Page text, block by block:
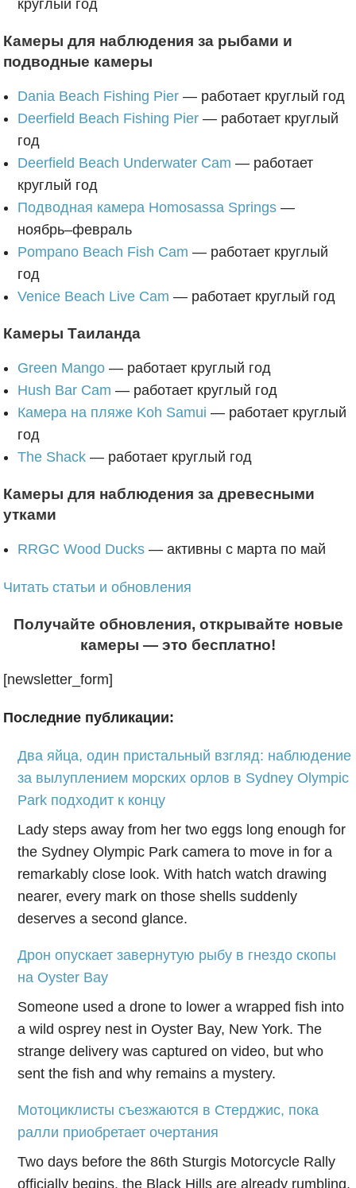
круглый год
Камеры для наблюдения за рыбами и
подводные камеры
Dania Beach Fishing Pier— работает круглый год
Deerfield Beach Fishing Pier— работает круглый
год
Deerfield Beach Underwater Cam — работает
круглый год
Подводная камера Homosassa Springs—
ноябрь–февраль
Pompano Beach Fish Cam — работает круглый
год
Venice Beach Live Cam — работает круглый год
Камеры Таиланда
Green Mango— работает круглый год
Hush Bar Cam — работает круглый год
Камера на пляже Koh Samui — работает круглый
год
The Shack— работает круглый год
Камеры для наблюдения за древесными
утками
RRGC Wood Ducks— активны с марта по май
Читать статьи и обновления
Получайте обновления, открывайте новые
камеры — это бесплатно!
[newsletter_form]
Последние публикации:
Два яйца, один пристальный взгляд: наблюдение
за вылуплением морских орлов в Sydney Olympic
Park подходит к концу
Lady steps away from her two eggs long enough for
the Sydney Olympic Park camera to move in for a
remarkably close look. With hatch watch drawing
nearer, every mark on those shells suddenly
deserves a second glance.
Дрон опускает завернутую рыбу в гнездо скопы
на Oyster Bay
Someone used a drone to lower a wrapped fish into
a wild osprey nest in Oyster Bay, New York. The
strange delivery was captured on video, but who
sent the fish and why remains a mystery.
Мотоциклисты съезжаются в Стерджис, пока
ралли приобретает очертания
Two days before the 86th Sturgis Motorcycle Rally
officially begins, the Black Hills are already rumbling.